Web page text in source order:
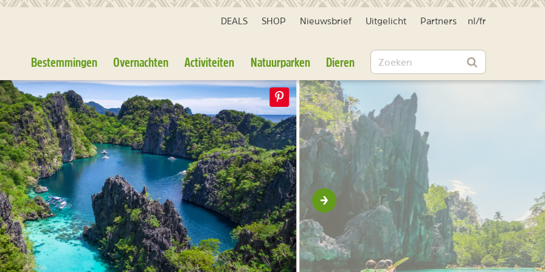
DEALS SHOP Nieuwsbrief Uitgelicht Partners nl /fr
Bestemmingen Overnachten Activiteiten Natuurparken Dieren Zoeken
Zoeken
Volgende